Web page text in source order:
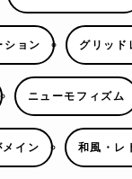
ション グリッド
ニューモフィズム
メイン 和風・レ